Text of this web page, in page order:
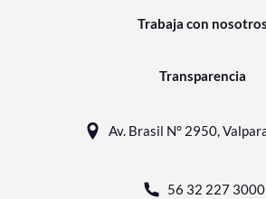
Trabaja con nosotros
Transparencia
Av. Brasil N° 2950,
56 32 227 3000